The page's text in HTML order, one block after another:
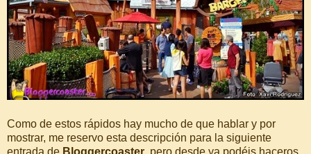
Como de estos rápidos hay mucho de que hablar y por
mostrar, me reservo esta descripción para la siguiente
entrada de Bloggercoaster, pero desde ya podéis haceros